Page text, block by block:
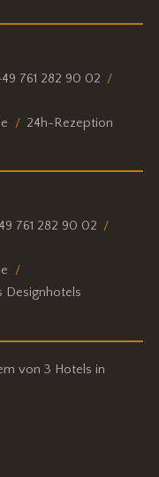
761 282 90 02
24h-Rezeption
761 282 90 02
Designhotels
von 3 Hotels in